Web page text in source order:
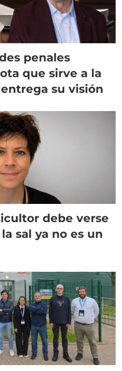
penales
que sirve a la
su visión
debe verse
sal ya no es un